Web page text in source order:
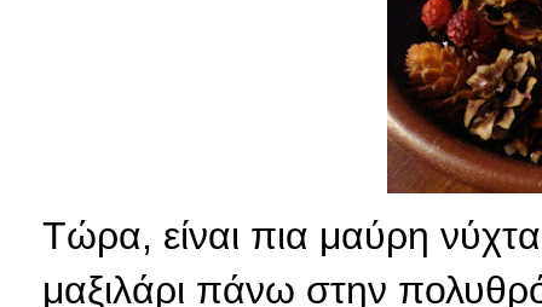
Τώρα, είναι πια μαύρη νύχτα
μαξιλάρι πάνω στην